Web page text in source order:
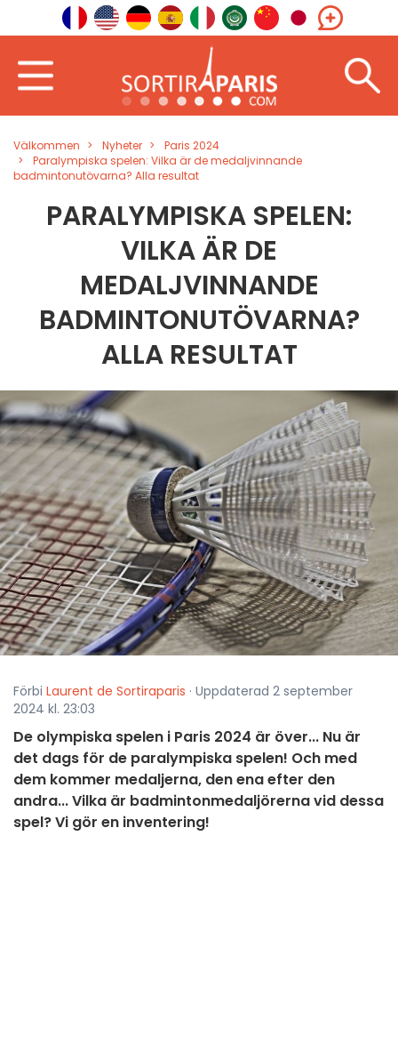
Välkommen Nyheter
Paris 2024
Paralympiska spelen: Vilka är de medaljvinnande
badmintonutövarna? Alla resultat
PARALYMPISKA SPELEN:
VILKA ÄR DE
MEDALJVINNANDE
BADMINTONUTÖVARNA?
ALLA RESULTAT
Förbi Laurent de Sortiraparis · Uppdaterad 2 september
2024 kl. 23:03
De olympiska spelen i Paris 2024 är över... Nu är
det dags för de paralympiska spelen! Och med
dem kommer medaljerna, den ena efter den
andra... Vilka är badmintonmedaljörerna vid dessa
spel? Vi gör en inventering!